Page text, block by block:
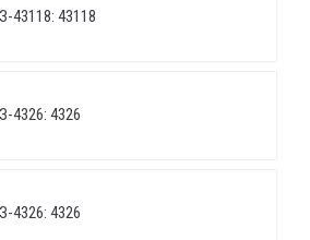
43118: 43118
4326: 4326
4326: 4326